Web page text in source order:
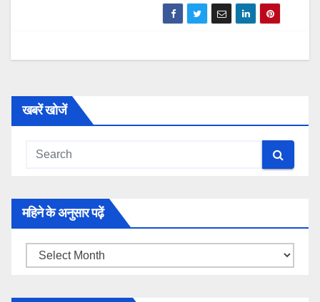
खबरें खोजें
महिने के अनुसार पढ़ें
महिने
अनुसार